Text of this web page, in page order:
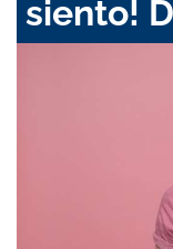
siento!